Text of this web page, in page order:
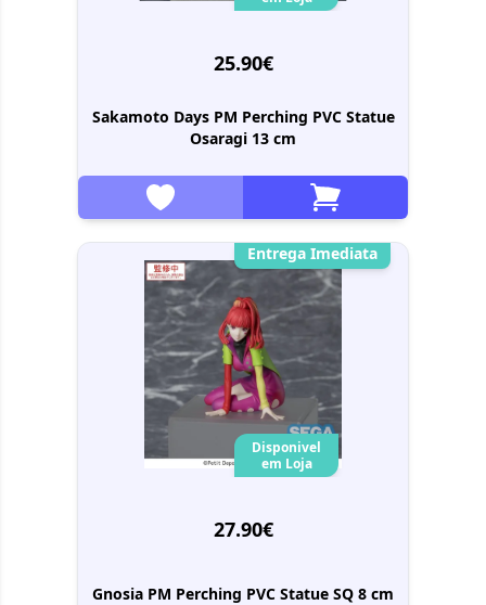
25.90€
Sakamoto Days PM Perching PVC Statue
Osaragi 13 cm
Entrega Imediata
Disponivel
em Loja
27.90€
Gnosia PM Perching PVC Statue SQ 8 cm